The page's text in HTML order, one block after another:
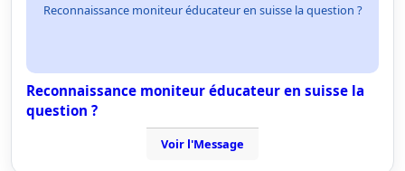
Reconnaissance moniteur éducateur en suisse la question ?
Reconnaissance moniteur éducateur en suisse la
question ?
Voir l'Message